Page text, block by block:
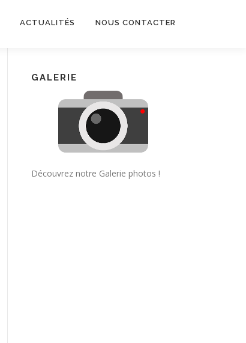
ACTUALITÉS NOUS CONTACTER
GALERIE
Découvrez notre Galerie photos !